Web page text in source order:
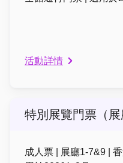
活動詳情
特別展覽門票（展
成人票 | 展廳1-7&9 |